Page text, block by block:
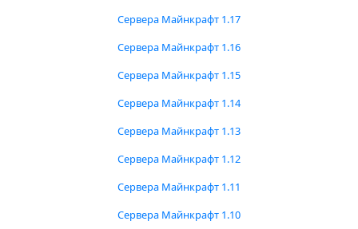
Сервера Майнкрафт 1.17
Сервера Майнкрафт 1.16
Сервера Майнкрафт 1.15
Сервера Майнкрафт 1.14
Сервера Майнкрафт 1.13
Сервера Майнкрафт 1.12
Сервера Майнкрафт 1.11
Сервера Майнкрафт 1.10